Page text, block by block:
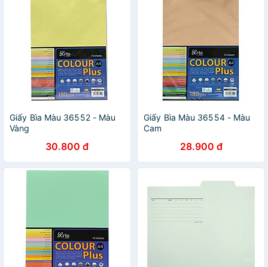
Giấy Bìa Màu 36552 - Màu
Vàng
30.800 đ
Giấy Bìa Màu 36554 - Màu
Cam
28.900 đ